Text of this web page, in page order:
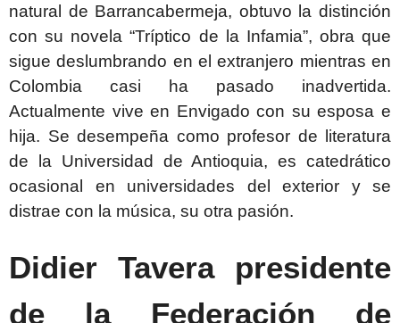
natural de Barrancabermeja, obtuvo la distinción
con su novela “Tríptico de la Infamia”, obra que
sigue deslumbrando en el extranjero mientras en
Colombia casi ha pasado inadvertida.
Actualmente vive en Envigado con su esposa e
hija. Se desempeña como profesor de literatura
de la Universidad de Antioquia, es catedrático
ocasional en universidades del exterior y se
distrae con la música, su otra pasión.
Didier Tavera presidente
de la Federación de